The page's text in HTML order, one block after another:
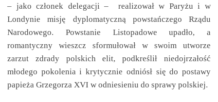
– jako członek delegacji – realizował w Paryżu i w
Londynie misję dyplomatyczną powstańczego Rządu
Narodowego. Powstanie Listopadowe upadło, a
romantyczny wieszcz sformułował w swoim utworze
zarzut zdrady polskich elit, podkreślił niedojrzałość
młodego pokolenia i krytycznie odniósł się do postawy
papieża Grzegorza XVI w odniesieniu do sprawy polskiej.